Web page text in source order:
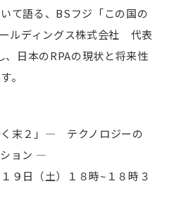
て語る、BSフジ「この国の
ルディングス株式会社 代表
、日本のRPAの現状と将来性
。
末２」― テクノロジーの
ョン ―
９日（土）１８時~１８時３